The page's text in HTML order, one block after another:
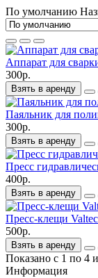
По умолчанию
Аппарат для
300р.
Взять в аренду
Паяльник для
300р.
Взять в аренду
Пресс
400р.
Взять в аренду
Пресс-клещи
500р.
Взять в аренду
Показано с 1 по 4
Информация